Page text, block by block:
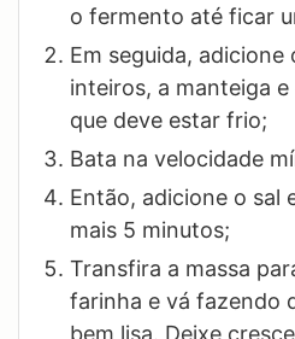
o fermento até ficar
Em seguida, adicione
inteiros, a manteiga
que deve estar frio;
Bata na velocidade
Então, adicione o sal
mais 5 minutos;
Transfira a massa
farinha e vá fazendo
bem lisa. Deixe